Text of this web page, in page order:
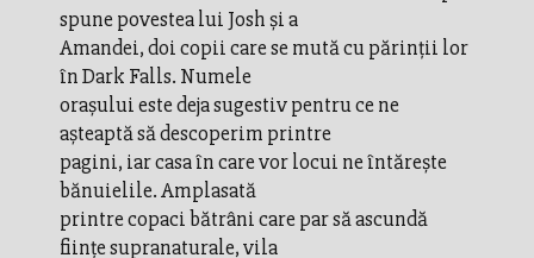
spune povestea lui Josh și a
Amandei, doi copii care se mută cu părinții lor
în Dark Falls. Numele
orașului este deja sugestiv pentru ce ne
așteaptă să descoperim printre
pagini, iar casa în care vor locui ne întărește
bănuielile. Amplasată
printre copaci bătrâni care par să ascundă
ființe supranaturale, vila